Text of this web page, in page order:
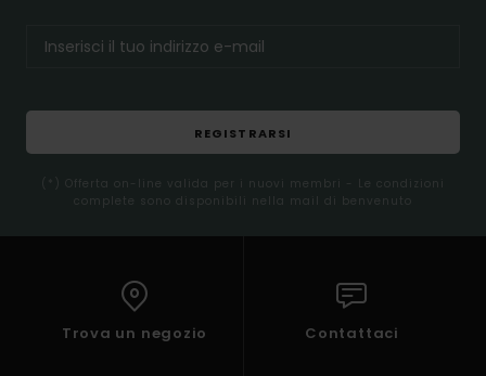
REGISTRARSI
(*) Offerta on-line valida per i nuovi membri - Le condizioni
complete sono disponibili nella mail di benvenuto
Trova un negozio Contattaci